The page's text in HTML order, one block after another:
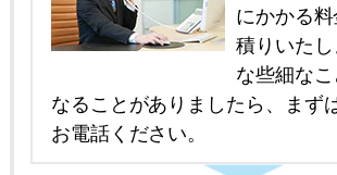
にかかる
積りいた
な些細な
なることがありましたら、まず
お電話ください。